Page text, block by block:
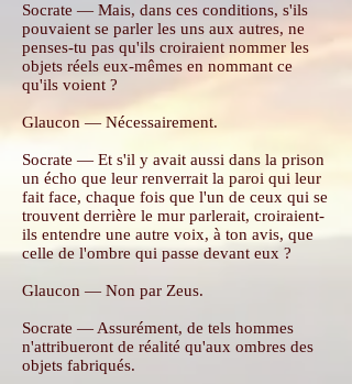
Socrate — Mais, dans ces conditions, s'ils
pouvaient se parler les uns aux autres, ne
penses-tu pas qu'ils croiraient nommer les
objets réels eux-mêmes en nommant ce
qu'ils voient ?
Glaucon — Nécessairement.
Socrate — Et s'il y avait aussi dans la prison
un écho que leur renverrait la paroi qui leur
fait face, chaque fois que l'un de ceux qui se
trouvent derrière le mur parlerait, croiraient-
ils entendre une autre voix, à ton avis, que
celle de l'ombre qui passe devant eux ?
Glaucon — Non par Zeus.
Socrate — Assurément, de tels hommes
n'attribueront de réalité qu'aux ombres des
objets fabriqués.